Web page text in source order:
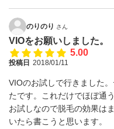
のりのり さん
VIOをお願いしました。
5.00
投稿日 2018/01/11
VIOのお試しで行きました
たです。これだけでほぼ通
お試しなので脱毛の効果は
いたら書こうと思います。